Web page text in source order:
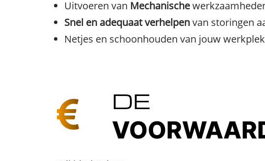
Uitvoeren van Mechanische
Snel en adequaat verhelpenvan storingen
Netjes en schoonhouden van jouw
DE